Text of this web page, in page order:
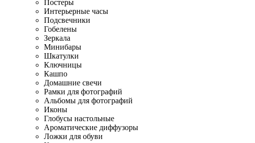
Постеры
Интерьерные часы
Подсвечники
Гобелены
Зеркала
Минибары
Шкатулки
Ключницы
Кашпо
Домашние свечи
Рамки для фотографий
Альбомы для фотографий
Иконы
Глобусы настольные
Ароматические диффузоры
Ложки для обуви